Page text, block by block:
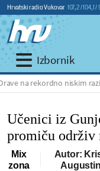
Hrvatski radio Vukovar 107,2 / 104,1
Izbornik
na rekordno niskim
Učenici iz
promiču održiv
Mix
zona
Autor: